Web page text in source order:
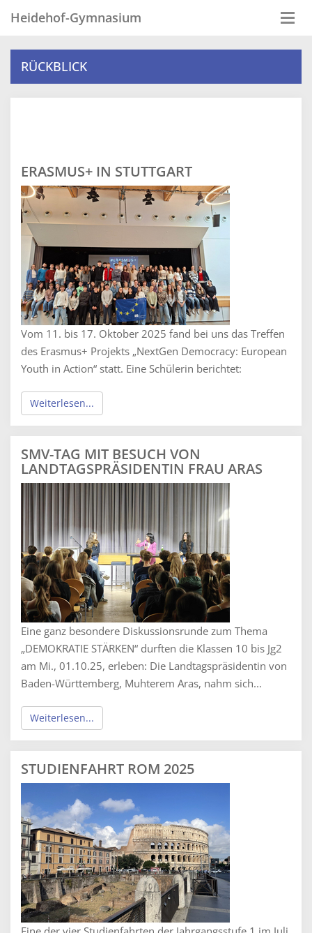
Heidehof-Gymnasium
RÜCKBLICK
ERASMUS+ IN STUTTGART
Vom 11. bis 17. Oktober 2025 fand bei uns das Treffen
des Erasmus+ Projekts „NextGen Democracy: European
Youth in Action“ statt. Eine Schülerin berichtet:
Weiterlesen...
SMV-TAG MIT BESUCH VON
LANDTAGSPRÄSIDENTIN FRAU ARAS
Eine ganz besondere Diskussionsrunde zum Thema
„DEMOKRATIE STÄRKEN“ durften die Klassen 10 bis Jg2
am Mi., 01.10.25, erleben: Die Landtagspräsidentin von
Baden-Württemberg, Muhterem Aras, nahm sich...
Weiterlesen...
STUDIENFAHRT ROM 2025